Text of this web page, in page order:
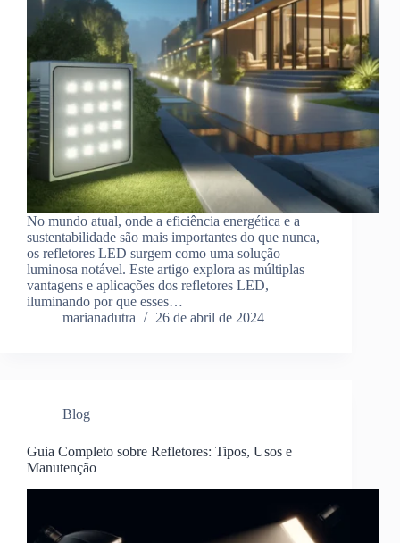
No mundo atual, onde a eficiência energética e a
sustentabilidade são mais importantes do que nunca,
os refletores LED surgem como uma solução
luminosa notável. Este artigo explora as múltiplas
vantagens e aplicações dos refletores LED,
iluminando por que esses…
marianadutra
26 de abril de 2024
Blog
Guia Completo sobre Refletores: Tipos, Usos e
Manutenção